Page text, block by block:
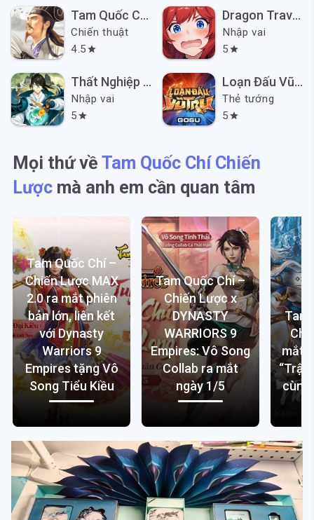
Tam Quốc Chí Chiến Lược
Chiến thuật
4.5 star
Dragon Traveler VN
Nhập vai
5 star
Thất Nghiệp Tu Tiên Đi Vplay
Nhập vai
5 star
Loạn Đấu Vũ Trụ GOSU
Thẻ tướng
5 star
Mọi thứ về Tam Quốc Chí Chiến
Lược mà anh em cần quan tâm
Tam Quốc Chí –
Chiến Lược MAX
2.0 ra mắt phiên
bản lớn, liên kết
với Dynasty
Warriors 9
Empires tặng Vô
Song Tiểu Kiều
Tam Quốc Chí –
Chiến Lược x
DYNASTY
WARRIORS 9
Empires: Vô Song
Collab ra mắt
ngày 1/5
Tam
mắt
“Trận
cùng